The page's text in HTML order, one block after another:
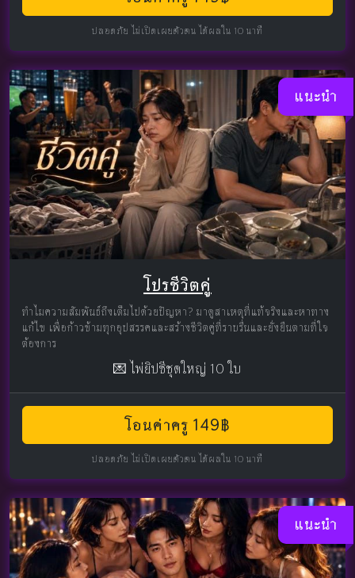
ปลอดภัย ไม่เปิดเผยตัวตน ได้ผลใน 10 นาที
แนะนำ
โปรชีวิตคู่
ทำไมความสัมพันธ์ถึงเต็มไปด้วยปัญหา? มาดูสาเหตุที่แท้จริงและหาทาง
แก้ไข เพื่อก้าวข้ามทุกอุปสรรคและสร้างชีวิตคู่ที่ราบรื่นและยั่งยืนตามที่ใจ
ต้องการ
💌 ไพ่ยิปซีชุดใหญ่ 10 ใบ
โอนค่าครู 149฿
ปลอดภัย ไม่เปิดเผยตัวตน ได้ผลใน 10 นาที
แนะนำ